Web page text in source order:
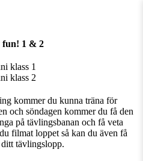
fun! 1 & 2
klass 1
klass 2
kommer du kunna träna för
och söndagen kommer du få den
på tävlingsbanan och få veta
filmat loppet så kan du även få
tävlingslopp.